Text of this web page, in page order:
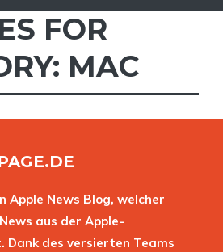
FOR
MAC
Apple News Blog, welcher
aus der Apple-
des versierten Teams